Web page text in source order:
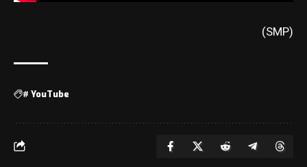
(SMP)
# YouTube